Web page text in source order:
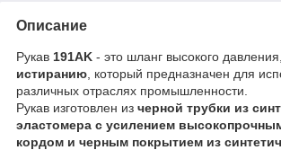
Описание
Рукав 191AK - это шланг высокого
истиранию , который предназначен для
различных отраслях промышленности.
Рукав изготовлен из черной трубки из
эластомера с усилением
кордом и черным покрытием из